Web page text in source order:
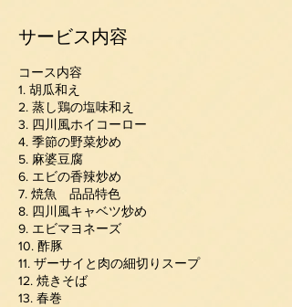
サービス内容
コース内容
1. 胡瓜和え
2. 蒸し鶏の塩味和え
3. 四川風ホイコーロー
4. 季節の野菜炒め
5. 麻婆豆腐
6. エビの香辣炒め
7. 焼魚 品品特色
8. 四川風キャベツ炒め
9. エビマヨネーズ
10. 酢豚
11. ザーサイと肉の細切りスープ
12. 焼きそば
13. 春巻